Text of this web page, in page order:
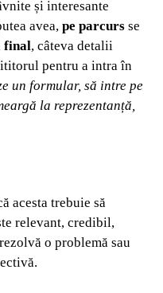
și interesante
avea, pe parcurs se
final, câteva detalii
pentru a intra în
un formular, să intre pe
la reprezentanță,
acesta trebuie să
relevant, credibil,
o problemă sau